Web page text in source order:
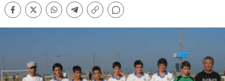
Facebook
TwitterWhatsappTelegram
Copiar
Comentarios